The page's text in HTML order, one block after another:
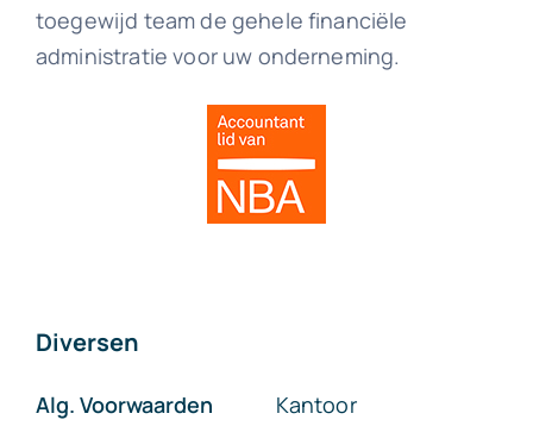
toegewijd team de gehele financiële
administratie voor uw onderneming.
Diversen
Alg. Voorwaarden
Kantoor